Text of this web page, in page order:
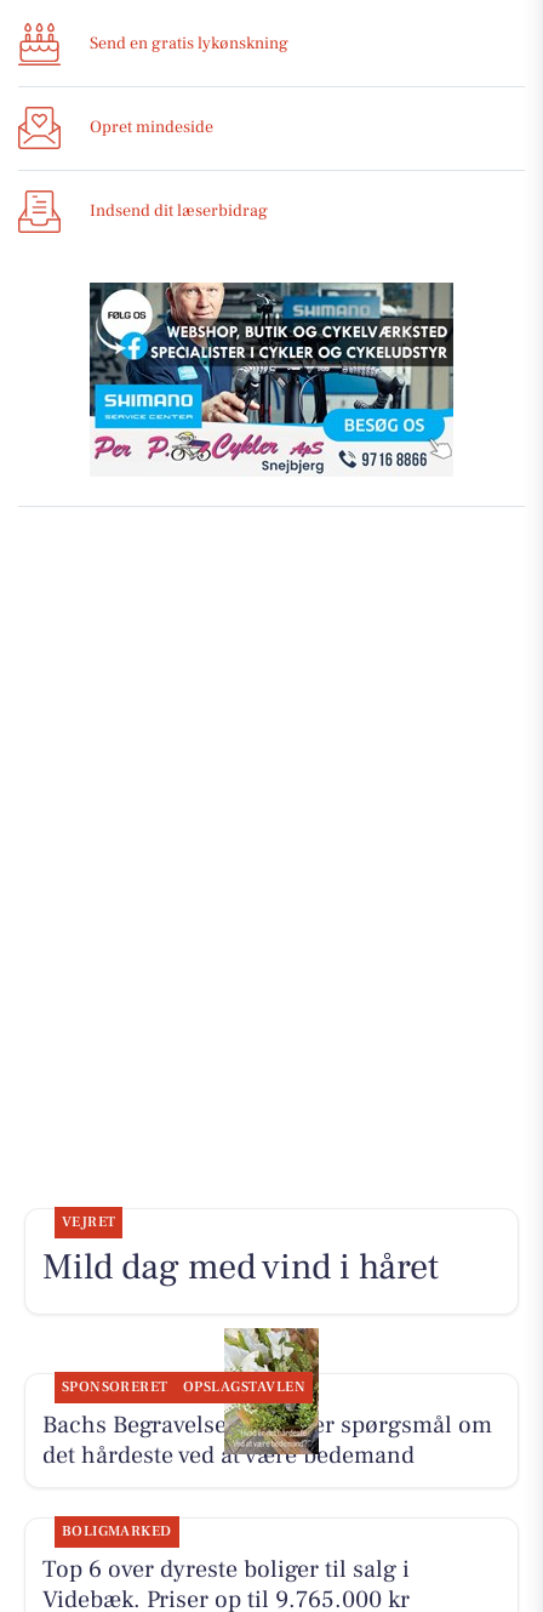
Send en gratis lykønskning
Opret mindeside
Indsend dit læserbidrag
VEJRET
Mild dag med vind i håret
SPONSORERET OPSLAGSTAVLEN
Bachs Begravelser besvarer spørgsmål om
det hårdeste ved at være bedemand
BOLIGMARKED
Top 6 over dyreste boliger til salg i
Videbæk. Priser op til 9.765.000 kr